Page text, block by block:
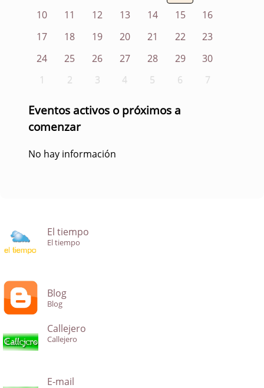
10
11 12 13 14 15
16
17
18 19 20 21 22
23
24
25 26 27 28 29
30
1
2 3 4 5 6 7
Eventos activos o próximos a
comenzar
No hay información
El tiempo
El tiempo
Blog
Blog
Callejero
Callejero
E-mail